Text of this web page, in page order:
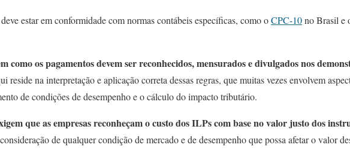
estar em conformidade com normas contábeis específicas, como oCPC-10no Brasil e
como os pagamentos devem ser reconhecidos, mensurados e divulgados nos
reside na interpretação e aplicação correta dessas regras, que muitas vezes envolvem
de condições de desempenho e o cálculo do impacto tributário.
que as empresas reconheçam o custo dos ILPs com base no valor justo dos
de qualquer condição de mercado e de desempenho que possa afetar o valor